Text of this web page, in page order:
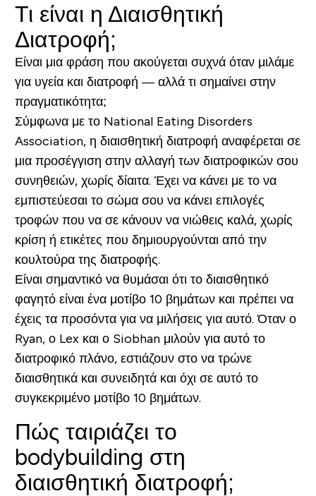
Τι είναι η Διαισθητική
Διατροφή;
Είναι μια φράση που ακούγεται συχνά όταν μιλάμε
για υγεία και διατροφή — αλλά τι σημαίνει στην
πραγματικότητα;
Σύμφωνα με το National Eating Disorders
Association, η διαισθητική διατροφή αναφέρεται σε
μια προσέγγιση στην αλλαγή των διατροφικών σου
συνηθειών, χωρίς δίαιτα. Έχει να κάνει με το να
εμπιστεύεσαι το σώμα σου να κάνει επιλογές
τροφών που να σε κάνουν να νιώθεις καλά, χωρίς
κρίση ή ετικέτες που δημιουργούνται από την
κουλτούρα της διατροφής.
Είναι σημαντικό να θυμάσαι ότι το διαισθητικό
φαγητό είναι ένα μοτίβο 10 βημάτων και πρέπει να
έχεις τα προσόντα για να μιλήσεις για αυτό. Όταν ο
Ryan, ο Lex και ο Siobhan μιλούν για αυτό το
διατροφικό πλάνο, εστιάζουν στο να τρώνε
διαισθητικά και συνειδητά και όχι σε αυτό το
συγκεκριμένο μοτίβο 10 βημάτων.
Πώς ταιριάζει το
bodybuilding στη
διαισθητική διατροφή;